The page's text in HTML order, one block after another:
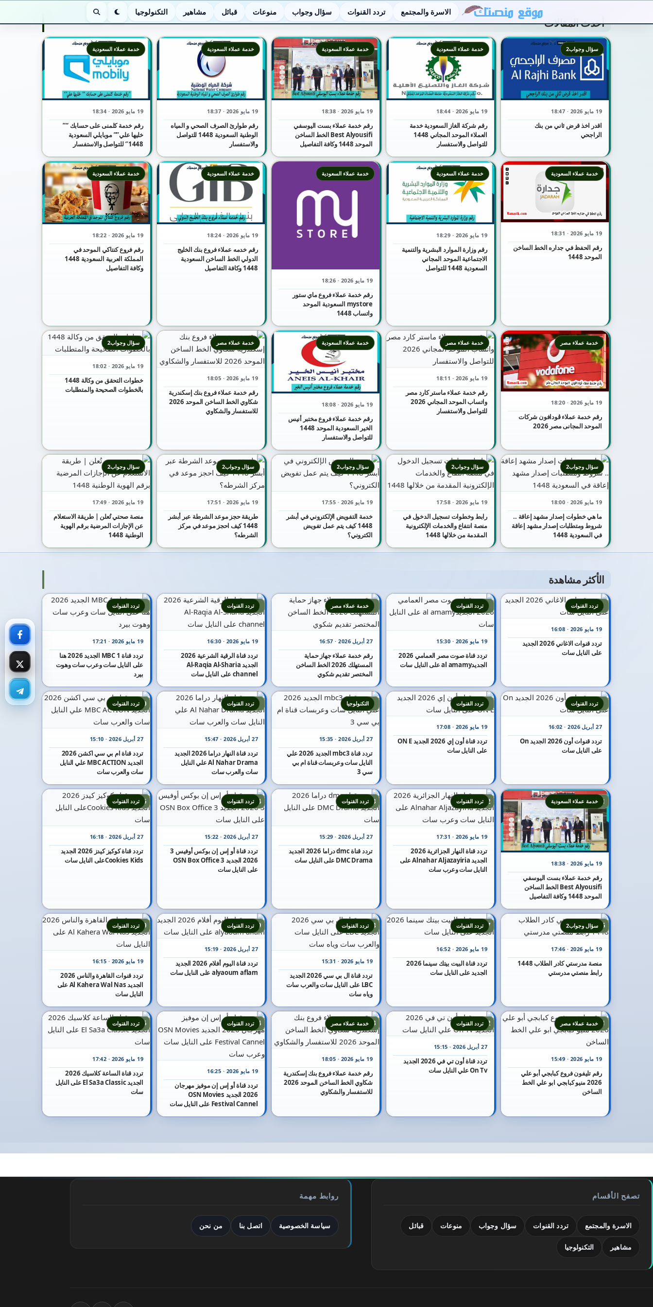
الاسرة والمجتمع تردد القنوات سؤال وجواب منوعات قبائل مشاهير التكنولوجيا الوضع الليلي
بحث
أحدث المقالات
19 مايو 2026 · 18:47
اقدر اخذ قرض ثاني من بنك
الراجحي
سؤال وجواب2
19 مايو 2026 · 18:44
رقم شركة الغاز السعودية خدمة
العملاء الموحد المجاني 1448
للتواصل والاستفسار
خدمة عملاء السعودية
19 مايو 2026 · 18:38
رقم خدمة عملاء بست اليوسفي
Best Alyousifi الخط الساخن
الموحد 1448 وكافة التفاصيل
خدمة عملاء السعودية
19 مايو 2026 · 18:37
رقم طوارئ الصرف الصحي و المياه
الوطنية السعودية 1448 للتواصل
والاستفسار
خدمة عملاء السعودية
19 مايو 2026 · 18:34
رقم خدمة كلمنى على حسابك “”
خليها علي”” موبايلي السعودية
1448″ للتواصل والاستفسار
خدمة عملاء السعودية
19 مايو 2026 · 18:31
رقم الحفظ في جداره الخط الساخن
الموحد 1448
خدمة عملاء السعودية
19 مايو 2026 · 18:29
رقم وزارة الموارد البشرية والتنمية
الاجتماعية الموحد المجاني
السعودية 1448 للتواصل
خدمة عملاء السعودية
19 مايو 2026 · 18:26
رقم خدمة عملاء فروع ماي ستور
mystore السعودية الموحد
واتساب 1448
خدمة عملاء السعودية
19 مايو 2026 · 18:24
رقم خدمه عملاء فروع بنك الخليج
الدولي الخط الساخن السعودية
1448 وكافة التفاصيل
خدمة عملاء السعودية
19 مايو 2026 · 18:22
رقم فروع كنتاكي الموحد في
المملكة العربية السعودية 1448
وكافة التفاصيل
خدمة عملاء السعودية
19 مايو 2026 · 18:20
رقم خدمة عملاء ڤودافون شركات
الموحد المجانى مصر 2026
خدمة عملاء مصر
19 مايو 2026 · 18:11
رقم خدمة عملاء ماستر كارد مصر
واتساب الموحد المجاني 2026
للتواصل والاستفسار
خدمة عملاء مصر
19 مايو 2026 · 18:08
رقم خدمة عملاء فروع مختبر أنيس
الخير السعودية الموحد 1448
للتواصل والاستفسار
خدمة عملاء السعودية
19 مايو 2026 · 18:05
رقم خدمة عملاء فروع بنك إسكندرية
شكاوي الخط الساخن الموحد 2026
للاستفسار والشكاوي
خدمة عملاء مصر
19 مايو 2026 · 18:02
خطوات التحقق من وكالة 1448
بالخطوات الصحيحة والمتطلبات
سؤال وجواب2
19 مايو 2026 · 18:00
ما هي خطوات إصدار مشهد إعاقة ..
شروط ومتطلبات إصدار مشهد إعاقة
في السعودية 1448
سؤال وجواب2
19 مايو 2026 · 17:58
رابط وخطوات تسجيل الدخول في
منصة انتفاع والخدمات الإلكترونية
المقدمة من خلالها 1448
سؤال وجواب2
19 مايو 2026 · 17:55
خدمة التفويض الإلكتروني في أبشر
1448 كيف يتم عمل تفويض
الكتروني؟
سؤال وجواب2
19 مايو 2026 · 17:51
طريقة حجز موعد الشرطة عبر أبشر
1448 كيف احجز موعد في مركز
الشرطه؟
سؤال وجواب2
19 مايو 2026 · 17:49
منصة صحتي تُعلن | طريقة الاستعلام
عن الإجازات المرضية برقم الهوية
الوطنية 1448
سؤال وجواب2
الأكثر مشاهدة
1
19 مايو 2026 · 16:08
تردد قنوات الاغاني 2026 الجديد
على النايل سات
تردد القنوات 2
19 مايو 2026 · 15:30
تردد قناة صوت مصر العمامي 2026
الجديدal amamy على النايل سات
تردد القنوات 3
27 أبريل 2026 · 16:57
رقم خدمة عملاء جهاز حماية
المستهلك 2026 الخط الساخن
المختصر تقديم شكوي
خدمة عملاء مصر 4
19 مايو 2026 · 16:30
تردد قناة الرقية الشرعية 2026
الجديد Al-Raqia Al-Sharia
channel على النايل سات
تردد القنوات 5
19 مايو 2026 · 17:21
تردد قناة MBC 1 الجديد 2026 هنا
على النايل سات وعرب سات وهوت
بيرد
تردد القنوات
6
27 أبريل 2026 · 16:02
تردد قنوات أون 2026 الجديد On
على النايل سات
تردد القنوات 7
19 مايو 2026 · 17:08
تردد قناة أون إي 2026 الجديد ON E
على النايل سات
تردد القنوات 8
27 أبريل 2026 · 15:35
تردد قناة mbc3 الجديد 2026 علي
النايل سات وعربسات قناة ام بي
سي 3
التكنولوجيا 9
27 أبريل 2026 · 15:47
تردد قناة النهار دراما 2026 الجديد
Al Nahar Drama علي النايل
سات والعرب سات
تردد القنوات 10
27 أبريل 2026 · 15:10
تردد قناة ام بي سي اكشن 2026
الجديد MBC ACTION علي النايل
سات والعرب سات
تردد القنوات
11
19 مايو 2026 · 18:38
رقم خدمة عملاء بست اليوسفي
Best Alyousifi الخط الساخن
الموحد 1448 وكافة التفاصيل
خدمة عملاء السعودية 12
19 مايو 2026 · 17:31
تردد قناة النهار الجزائرية 2026
الجديد Alnahar Aljazayiria على
النايل سات وعرب سات
تردد القنوات 13
27 أبريل 2026 · 15:29
تردد قناة dmc دراما 2026 الجديد
DMC Drama على النايل سات
تردد القنوات 14
27 أبريل 2026 · 15:22
تردد قناة أو إس إن بوكس أوفيس 3
2026 الجديد OSN Box Office 3
على النايل سات
تردد القنوات 15
27 أبريل 2026 · 16:18
تردد قناة كوكيز كيدز 2026 الجديد
Cookies Kidsعلى النايل سات
تردد القنوات
16
19 مايو 2026 · 17:46
منصة مدرستي كادر الطلاب 1448
رابط منصتي مدرستي
سؤال وجواب2 17
19 مايو 2026 · 16:52
تردد قناة البيت بيتك سينما 2026
الجديد على النايل سات
تردد القنوات 18
19 مايو 2026 · 15:31
تردد قناة ال بي سي 2026 الجديد
LBC على النايل سات والعرب سات
وياه سات
تردد القنوات 19
27 أبريل 2026 · 15:19
تردد قناة اليوم أفلام 2026 الجديد
alyaoum aflam على النايل سات
تردد القنوات 20
19 مايو 2026 · 16:15
تردد قنوات القاهرة والناس 2026
الجديد Al Kahera Wal Nas على
النايل سات
تردد القنوات
21
19 مايو 2026 · 15:49
رقم تليفون فروع كبابجي أبو علي
2026 منيو كبابجي ابو علي الخط
الساخن
خدمة عملاء مصر 22
27 أبريل 2026 · 15:15
تردد قناة أون تي في 2026 الجديد
On Tv علي النايل سات
تردد القنوات 23
19 مايو 2026 · 18:05
رقم خدمة عملاء فروع بنك إسكندرية
شكاوي الخط الساخن الموحد 2026
للاستفسار والشكاوي
خدمة عملاء مصر 24
19 مايو 2026 · 16:25
تردد قناة أو إس إن موفيز مهرجان
2026 الجديد OSN Movies
Festival Cannel على النايل سات
تردد القنوات 25
19 مايو 2026 · 17:42
تردد قناة الساعة كلاسيك 2026
الجديد El Sa3a Classic على النايل
سات
تردد القنوات
تصفح الأقسام
الاسرة والمجتمع تردد القنوات سؤال وجواب منوعات قبائل
مشاهير التكنولوجيا
روابط مهمة
سياسة الخصوصية اتصل بنا من نحن